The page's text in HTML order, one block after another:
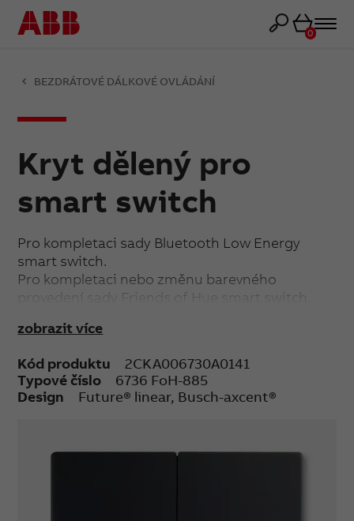
Košík
0
BEZDRÁTOVÉ DÁLKOVÉ OVLÁDÁNÍ
Kryt dělený pro
smart switch
Pro kompletaci sady Bluetooth Low Energy
smart switch.
Pro kompletaci nebo změnu barevného
provedení sady Friends of Hue smart switch.
Imitace kovového povrchu nástřikem na plastu.
zobrazit více
Kód produktu
2CKA006730A0141
Typové číslo
6736 FoH-885
Design
Future® linear, Busch-axcent®